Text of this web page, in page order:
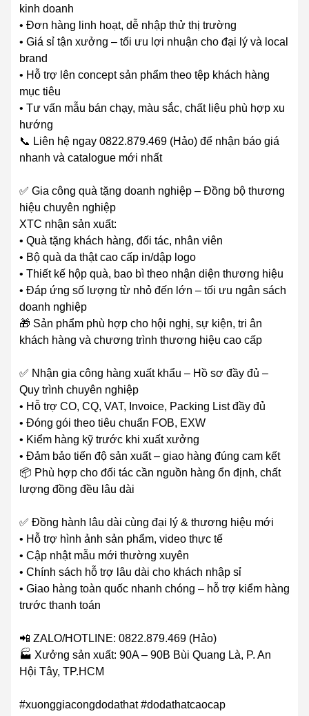
kinh doanh
• Đơn hàng linh hoạt, dễ nhập thử thị trường
• Giá sỉ tận xưởng – tối ưu lợi nhuận cho đại lý và local
brand
• Hỗ trợ lên concept sản phẩm theo tệp khách hàng
mục tiêu
• Tư vấn mẫu bán chạy, màu sắc, chất liệu phù hợp xu
hướng
📞 Liên hệ ngay 0822.879.469 (Hảo) để nhận báo giá
nhanh và catalogue mới nhất
✅ Gia công quà tặng doanh nghiệp – Đồng bộ thương
hiệu chuyên nghiệp
XTC nhận sản xuất:
• Quà tặng khách hàng, đối tác, nhân viên
• Bộ quà da thật cao cấp in/dập logo
• Thiết kế hộp quà, bao bì theo nhận diện thương hiệu
• Đáp ứng số lượng từ nhỏ đến lớn – tối ưu ngân sách
doanh nghiệp
🎁 Sản phẩm phù hợp cho hội nghị, sự kiện, tri ân
khách hàng và chương trình thương hiệu cao cấp
✅ Nhận gia công hàng xuất khẩu – Hồ sơ đầy đủ –
Quy trình chuyên nghiệp
• Hỗ trợ CO, CQ, VAT, Invoice, Packing List đầy đủ
• Đóng gói theo tiêu chuẩn FOB, EXW
• Kiểm hàng kỹ trước khi xuất xưởng
• Đảm bảo tiến độ sản xuất – giao hàng đúng cam kết
📦 Phù hợp cho đối tác cần nguồn hàng ổn định, chất
lượng đồng đều lâu dài
✅ Đồng hành lâu dài cùng đại lý & thương hiệu mới
• Hỗ trợ hình ảnh sản phẩm, video thực tế
• Cập nhật mẫu mới thường xuyên
• Chính sách hỗ trợ lâu dài cho khách nhập sỉ
• Giao hàng toàn quốc nhanh chóng – hỗ trợ kiểm hàng
trước thanh toán
📲 ZALO/HOTLINE: 0822.879.469 (Hảo)
🏭 Xưởng sản xuất: 90A – 90B Bùi Quang Là, P. An
Hội Tây, TP.HCM
#xuonggiacongdodathat #dodathatcaocap